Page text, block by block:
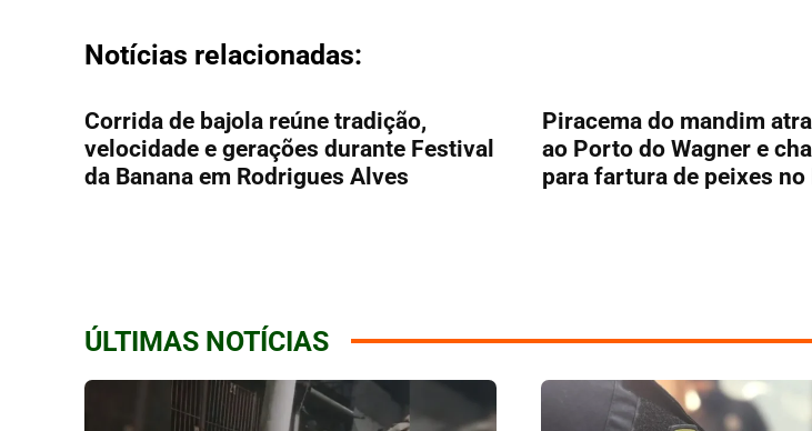
Notícias relacionadas:
Corrida de bajola reúne tradição,
velocidade e gerações durante Festival
da Banana em Rodrigues Alves
Piracema do mandim
ao Porto do Wagner e
para fartura de peixes no
ÚLTIMAS NOTÍCIAS